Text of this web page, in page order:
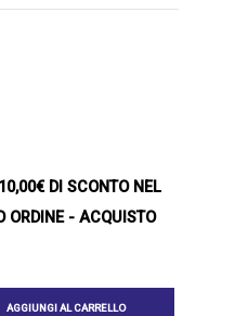
DI SCONTO NEL
ORDINE - ACQUISTO
AGGIUNGI AL CARRELLO